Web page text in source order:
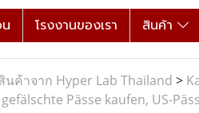
โรงงานของเรา สินค้า
ค้าจาก Hyper Lab Thailand >
Pässe kaufen, US-